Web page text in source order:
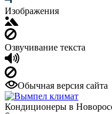
Изображения
Озвучивание текста
Обычная версия сайта
Кондиционеры в